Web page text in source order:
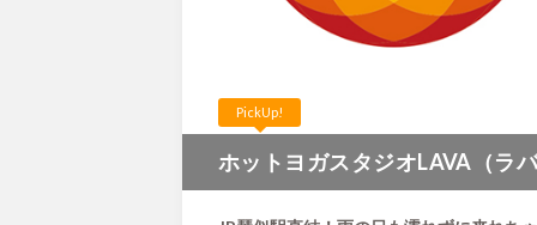
PickUp!
ホットヨガスタジオLAVA（ラ